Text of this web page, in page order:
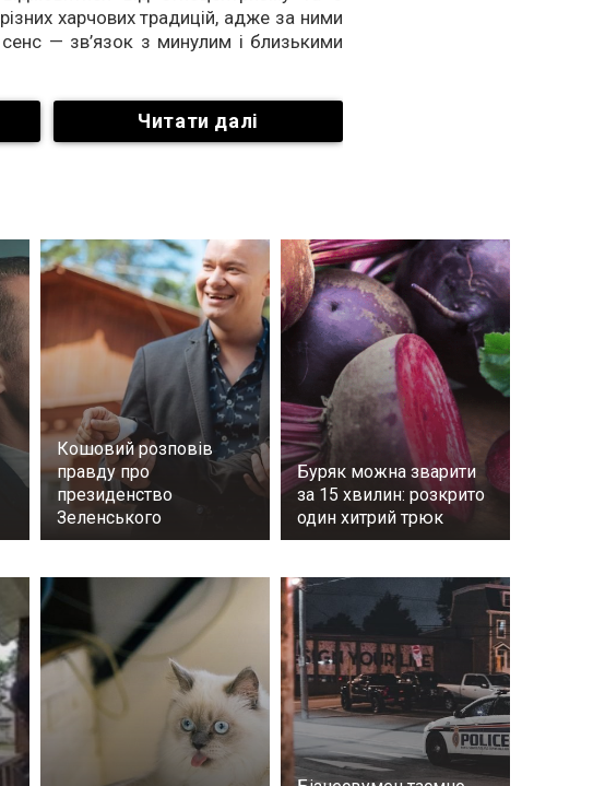
харчових традицій, адже за ними
— зв’язок з минулим і близькими
Читати далі
Кошовий розповів
правду про
президенство
Зеленського
Буряк можна зварити
за 15 хвилин: розкрито
один хитрий трюк